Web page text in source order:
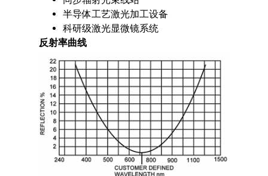
半导体工艺激光加工设备
科研级激光显微镜系统
反射率曲线